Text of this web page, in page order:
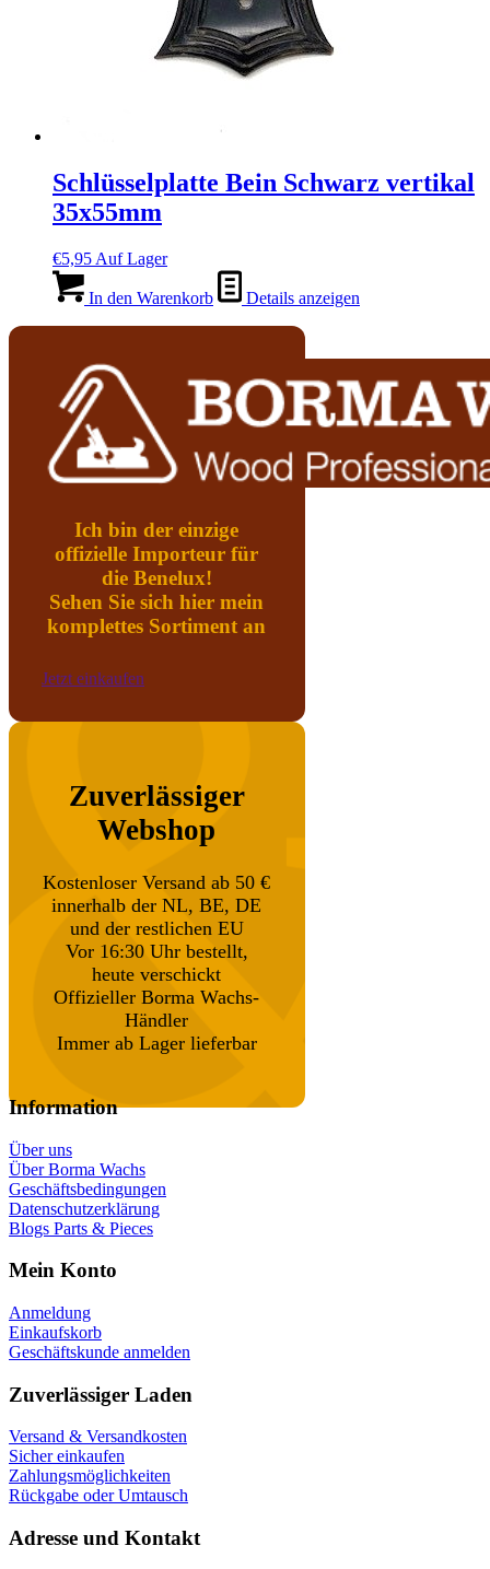
Schlüsselplatte Bein Schwarz vertikal
35x55mm
€5,95 Auf Lager
In den Warenkorb Details anzeigen
Ich bin der einzige
offizielle Importeur für
die Benelux!
Sehen Sie sich hier mein
komplettes Sortiment an
Jetzt einkaufen
Zuverlässiger
Webshop
Kostenloser Versand ab 50 €
innerhalb der NL, BE, DE
und der restlichen EU
Vor 16:30 Uhr bestellt,
heute verschickt
Offizieller Borma Wachs-
Händler
Immer ab Lager lieferbar
Information
Über uns
Über Borma Wachs
Geschäftsbedingungen
Datenschutzerklärung
Blogs Parts & Pieces
Mein Konto
Anmeldung
Einkaufskorb
Geschäftskunde anmelden
Zuverlässiger Laden
Versand & Versandkosten
Sicher einkaufen
Zahlungsmöglichkeiten
Rückgabe oder Umtausch
Adresse und Kontakt